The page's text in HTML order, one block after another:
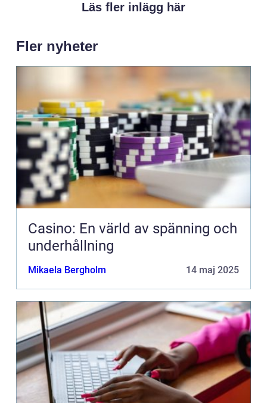
Läs fler inlägg här
Fler nyheter
Casino: En värld av spänning och
underhållning
Mikaela Bergholm 14 maj 2025